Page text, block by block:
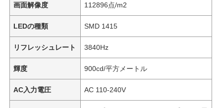
画面解像度 112896点/m2
LEDの種類 SMD 1415
リフレッシュレート 3840Hz
輝度 900cd/平方メートル
AC入力電圧 AC 110-240V